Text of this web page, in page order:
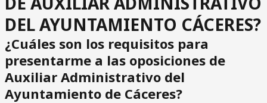
DEL AYUNTAMIENTO CÁCERES?
¿Cuáles son los requisitos para
presentarme a las oposiciones de
Auxiliar Administrativo del
Ayuntamiento de Cáceres?